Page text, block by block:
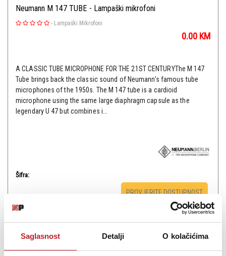
Saglasnost Detalji O kolačićima
Neumann M 147 TUBE - Lampaški mikrofoni
- Lampaški Mikrofoni
0.00 KM
A CLASSIC TUBE MICROPHONE FOR THE 21ST CENTURYThe M 147
Tube brings back the classic sound of Neumann’s famous tube
microphones of the 1950s. The M 147 tube is a cardioid
microphone using the same large diaphragm capsule as the
legendary U 47 but combines i...
Šifra:
PROVJERITE DOSTUPNOST